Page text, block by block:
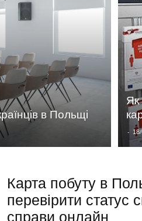
в Польщі
Як
-
Карта побуту в
перевірити статус
справи онлайн